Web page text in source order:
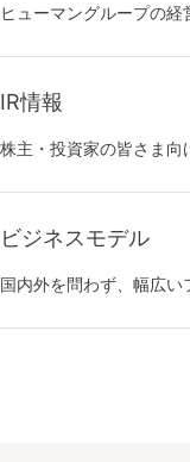
ヒューマングループの経
IR情報
株主・投資家の皆さま向
ビジネスモデル
国内外を問わず、幅広い